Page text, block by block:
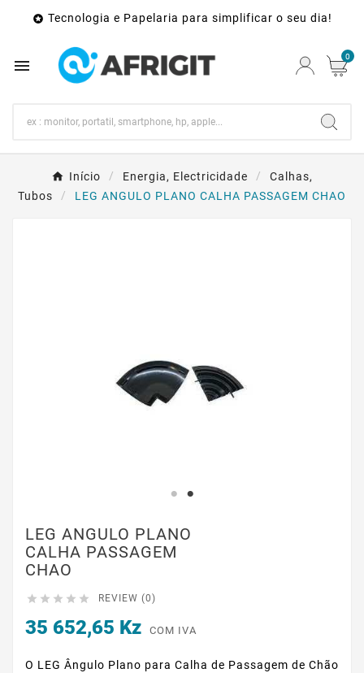
 Tecnologia e Papelaria para simplificar o seu dia!
 0
Início Energia, Electricidade
Calhas,
Tubos
LEG ANGULO PLANO CALHA PASSAGEM CHAO
LEG ANGULO PLANO
CALHA PASSAGEM
CHAO
     REVIEW (0)
35 652,65 Kz COM IVA
O LEG Ângulo Plano para Calha de Passagem de Chão